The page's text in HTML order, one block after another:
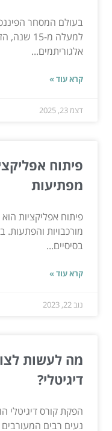
בעולם המסחר
למעלה מ-
אלגוריתמים...
קרא עוד »
דצמ 23, 2025
פיתוח
מפתיעות
פיתוח אפליקציות
מורכבויות והפתעות.
בסיסיים...
קרא עוד »
נוב 22, 2023
מה לעשות
דיגיטלי?
הפקת קורס דיגיטלי
נעים רבים